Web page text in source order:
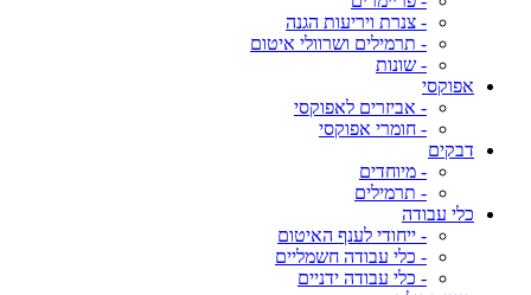
- צנרת ויריעות הגנה
- תרמילים ושרוולי איטום
- שונות
אפוקסי
- אביזרים לאפוקסי
- חומרי אפוקסי
דבקים
- מיוחדים
- תרמילים
כלי עבודה
- ייחודי לענף האיטום
- כלי עבודה חשמליים
- כלי עבודה ידניים